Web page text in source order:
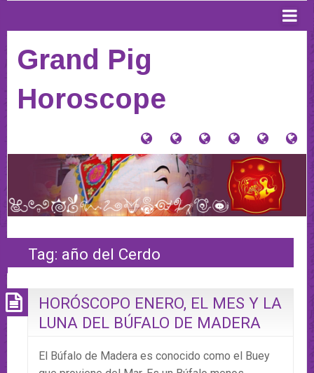
Grand Pig
Horoscope
猪
星
座
(Home)
signo
ContactoDonaciones
y
Tienda
Tag: año del Cerdo
HORÓSCOPO ENERO, EL MES Y LA
LUNA DEL BÚFALO DE MADERA
El Búfalo de Madera es conocido como el Buey